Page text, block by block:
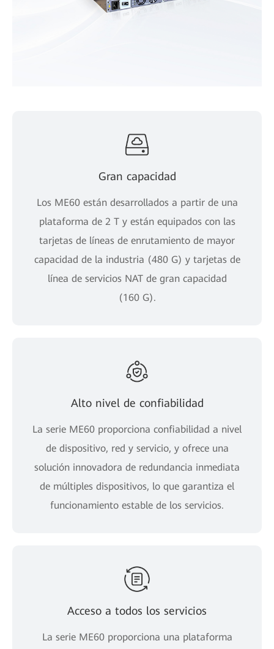
Gran capacidad
Los ME60 están desarrollados a partir de una
plataforma de 2 T y están equipados con las
tarjetas de líneas de enrutamiento de mayor
capacidad de la industria (480 G) y tarjetas de
línea de servicios NAT de gran capacidad
(160 G).
Alto nivel de confiabilidad
La serie ME60 proporciona confiabilidad a nivel
de dispositivo, red y servicio, y ofrece una
solución innovadora de redundancia inmediata
de múltiples dispositivos, lo que garantiza el
funcionamiento estable de los servicios.
Acceso a todos los servicios
La serie ME60 proporciona una plataforma